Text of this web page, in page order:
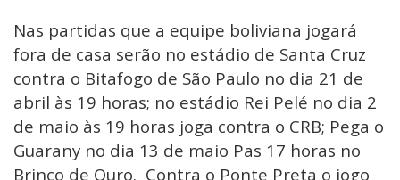
Nas partidas que a equipe boliviana jogará
fora de casa serão no estádio de Santa Cruz
contra o Bitafogo de São Paulo no dia 21 de
abril às 19 horas; no estádio Rei Pelé no dia 2
de maio às 19 horas joga contra o CRB; Pega o
Guarany no dia 13 de maio Pas 17 horas no
Brinco de Ouro. Contra o Ponte Preta o jogo